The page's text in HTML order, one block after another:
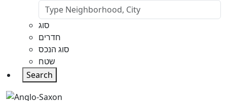
סוג
חדרים
סוג הנכס
שטח
Search